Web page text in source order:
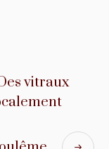
vitraux